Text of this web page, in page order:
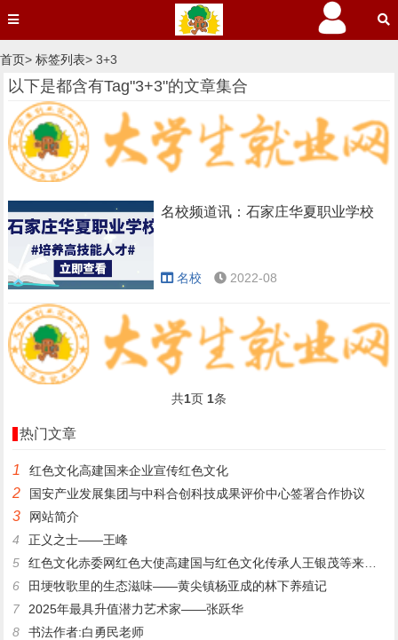
首页> 标签列表> 3+3
以下是都含有Tag"3+3"的文章集合
名校频道讯：石家庄华夏职业学校
名校 2022-08
共1页 1条
热门文章
1 ​红色文化高建国来企业宣传红色文化
2 国安产业发展集团与中科合创科技成果评价中心签署合作协议
3
网站简介
4
正义之士——王峰
5
红色文化赤委网红色大使高建国与红色文化传承人王银茂等来登仙桥
6
田埂牧歌里的生态滋味——黄尖镇杨亚成的林下养殖记
7
2025年最具升值潜力艺术家——张跃华
8
书法作者:白勇民老师